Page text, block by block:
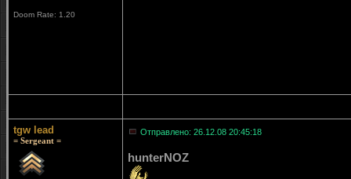
Doom Rate: 1.20
tgw lead
= Sergeant =
Отправлено: 26.12.08 20:45:18
hunterNOZ